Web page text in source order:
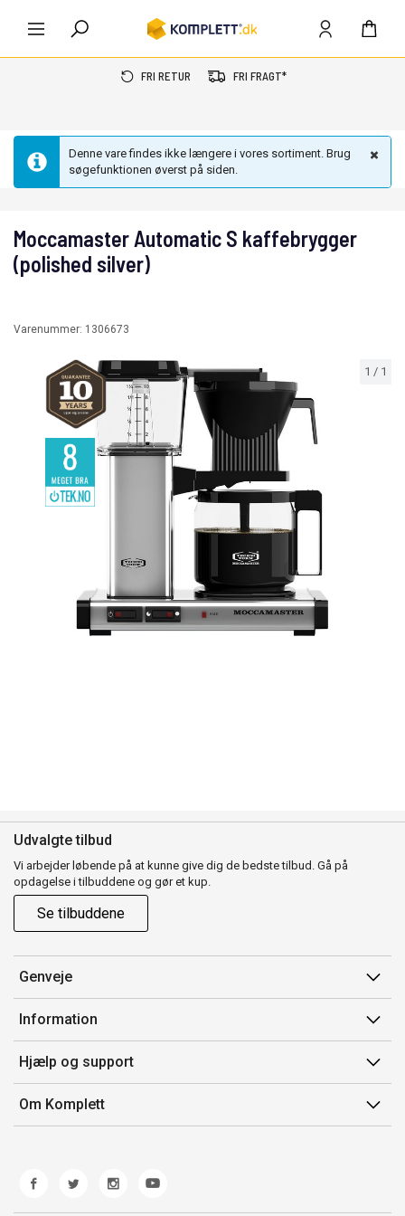
FRI RETUR FRI FRAGT*
Denne vare findes ikke længere i vores sortiment. Brug
søgefunktionen øverst på siden.
1 / 1
Moccamaster Automatic S kaffebrygger
(polished silver)
Varenummer: 1306673
Udvalgte tilbud
Vi arbejder løbende på at kunne give dig de bedste tilbud. Gå på
opdagelse i tilbuddene og gør et kup.
Se tilbuddene
Genveje
Min side
Ordrehistorik
Gavekort
Information
Salgsbetingelser
Mærker/producent
Fortrydelsesret
Hjælp og support
Kontakt os
Kundeservice
Fejl/Mangler
Fragt og levering
Om Komplett